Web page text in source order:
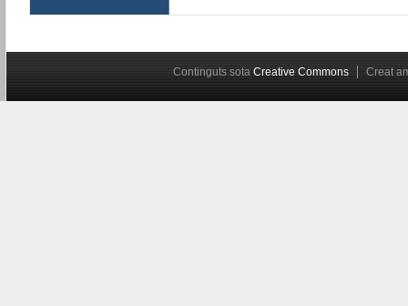
Continguts sota Creative Commons Creat